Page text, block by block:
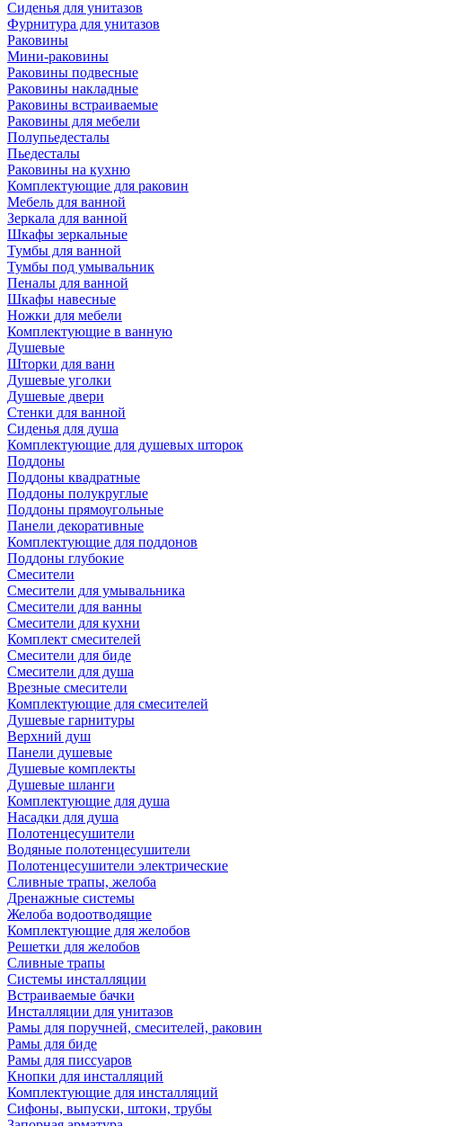
Сиденья для унитазов
Фурнитура для унитазов
Раковины
Мини-раковины
Раковины подвесные
Раковины накладные
Раковины встраиваемые
Раковины для мебели
Полупьедесталы
Пьедесталы
Раковины на кухню
Комплектующие для раковин
Мебель для ванной
Зеркала для ванной
Шкафы зеркальные
Тумбы для ванной
Тумбы под умывальник
Пеналы для ванной
Шкафы навесные
Ножки для мебели
Комплектующие в ванную
Душевые
Шторки для ванн
Душевые уголки
Душевые двери
Стенки для ванной
Сиденья для душа
Комплектующие для душевых шторок
Поддоны
Поддоны квадратные
Поддоны полукруглые
Поддоны прямоугольные
Панели декоративные
Комплектующие для поддонов
Поддоны глубокие
Смесители
Смесители для умывальника
Смесители для ванны
Смесители для кухни
Комплект смесителей
Смесители для биде
Смесители для душа
Врезные смесители
Комплектующие для смесителей
Душевые гарнитуры
Верхний душ
Панели душевые
Душевые комплекты
Душевые шланги
Комплектующие для душа
Насадки для душа
Полотенцесушители
Водяные полотенцесушители
Полотенцесушители электрические
Сливные трапы, желоба
Дренажные системы
Желоба водоотводящие
Комплектующие для желобов
Решетки для желобов
Сливные трапы
Системы инсталляции
Встраиваемые бачки
Инсталляции для унитазов
Рамы для поручней, смесителей, раковин
Рамы для биде
Рамы для писсуаров
Кнопки для инсталляций
Комплектующие для инсталляций
Сифоны, выпуски, штоки, трубы